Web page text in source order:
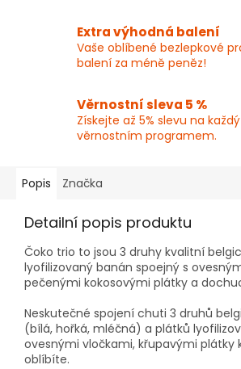
Extra výhodná balení
Vaše oblíbené bezlepkové
balení za méně peněz!
Věrnostní sleva 5 %
Získejte až 5% slevu na
věrnostním programem.
Popis Značka
Detailní popis produktu
Čoko trio to jsou 3 druhy kvalitní
lyofilizovaný banán spoejný s
pečenými kokosovými plátky a
Neskutečné spojení chuti 3 druhů
(bílá, hořká, mléčná) a plátků
ovesnými vločkami, křupavými plátky
oblíbíte.